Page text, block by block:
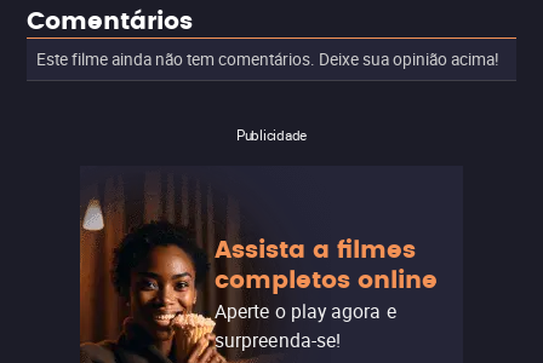
Comentários
Este filme ainda não tem comentários. Deixe sua opinião acima!
Publicidade
Assista a filmes
completos online
Aperte o play agora e
surpreenda-se!